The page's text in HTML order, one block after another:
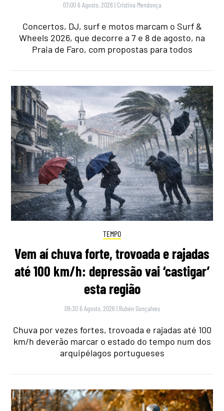
07:00 6 Agosto, 2026 | Cristina Mendonça
Concertos, DJ, surf e motos marcam o Surf &
Wheels 2026, que decorre a 7 e 8 de agosto, na
Praia de Faro, com propostas para todos
TEMPO
Vem aí chuva forte, trovoada e rajadas
até 100 km/h: depressão vai ‘castigar’
esta região
09:30 6 Agosto, 2026 | Rubén Gonçalves
Chuva por vezes fortes, trovoada e rajadas até 100
km/h deverão marcar o estado do tempo num dos
arquipélagos portugueses